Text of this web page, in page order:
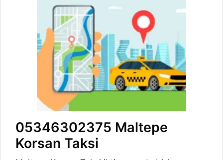
05346302375 Maltepe
Korsan Taksi